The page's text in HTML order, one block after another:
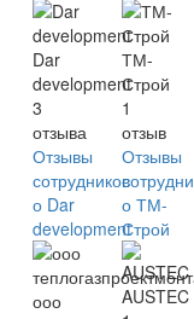
Dar
development
3
отзыва
Отзывы
сотрудников
о Dar
development
ТМ-
Строй
1
отзыв
Отзывы
о ТМ-
Строй
ооо
AUSTEC